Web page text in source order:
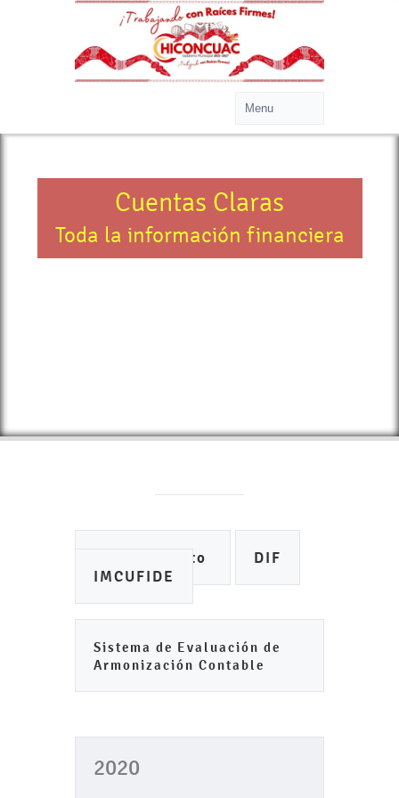
Cuentas Claras
Toda la información financiera
Ayuntamiento
DIF
IMCUFIDE
Sistema de Evaluación de
Armonización Contable
2020